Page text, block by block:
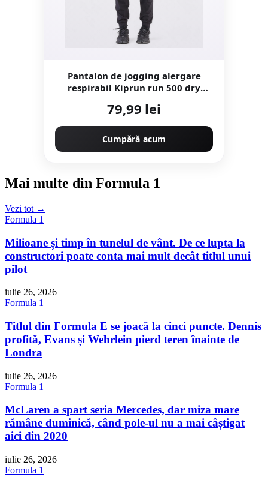
Pantalon de jogging alergare
respirabil Kiprun run 500 dry
79,99 lei
Cumpără acum
Mai multe din Formula 1
Vezi tot →
Formula 1
Milioane și timp în tunelul de vânt. De ce lupta la
constructori poate conta mai mult decât titlul unui
pilot
iulie 26, 2026
Formula 1
Titlul din Formula E se joacă la cinci puncte. Dennis
profită, Evans și Wehrlein pierd teren înainte de
Londra
iulie 26, 2026
Formula 1
McLaren a spart seria Mercedes, dar miza mare
rămâne duminică, când pole-ul nu a mai câștigat
aici din 2020
iulie 26, 2026
Formula 1